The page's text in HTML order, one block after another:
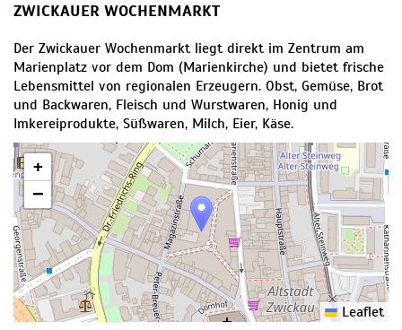
ZWICKAUER WOCHENMARKT
Der Zwickauer Wochenmarkt liegt direkt im Zentrum am
Marienplatz vor dem Dom (Marienkirche) und bietet frische
Lebensmittel von regionalen Erzeugern. Obst, Gemüse, Brot
und Backwaren, Fleisch und Wurstwaren, Honig und
Imkereiprodukte, Süßwaren, Milch, Eier, Käse.
+
−
Leaflet